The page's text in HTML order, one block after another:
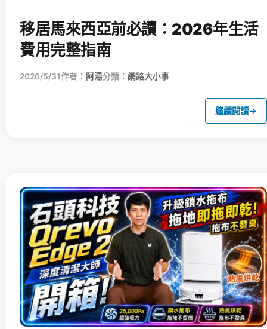
移居馬來西亞前必讀：2026年生活
費用完整指南
2026/5/31作者： 阿湯分類： 網路大小事
繼續閱讀→